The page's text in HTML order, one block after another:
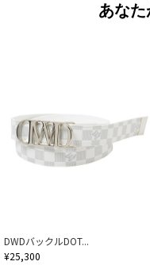
あな
DWDバックルDOT...
¥25,300